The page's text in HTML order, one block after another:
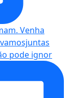
pode ignor